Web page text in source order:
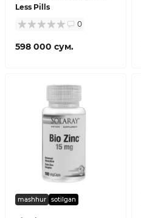
Less Pills
0
598 000 сум.
mashhur sotilgan